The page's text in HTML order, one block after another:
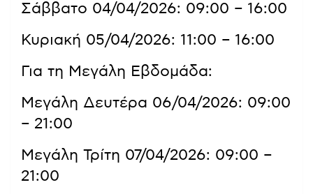
Σάββατο 04/04/2026: 09:00 – 16:00
Κυριακή 05/04/2026: 11:00 – 16:00
Για τη Μεγάλη Εβδομάδα:
Μεγάλη Δευτέρα 06/04/2026: 09:00
– 21:00
Μεγάλη Τρίτη 07/04/2026: 09:00 –
21:00